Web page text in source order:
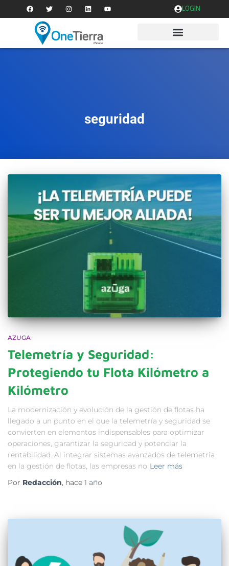
LOGIN
seguridad
AZUGA
Telemetría y Seguridad:
Protegiendo tu Flota Kilómetro a
Kilómetro
La modernización y evolución de la gestión de flotas ha
llegado a un punto en el que la telemetría y seguridad se
convierten en elementos indispensables para optimizar
operaciones, garantizar la seguridad y potenciar la
rentabilidad. Al integrar sistemas avanzados de telemetría
en la gestión de flotas, las empresas no Leer más
Por Redacción, hace 1 año